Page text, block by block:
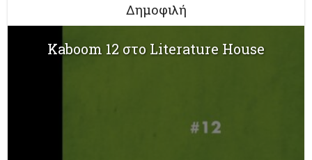
Δημοφιλή
Kaboom 12 στο Literature House